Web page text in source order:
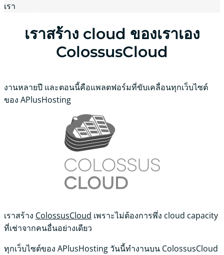
เรา
เราสร้าง cloud ของเราเอง
ColossusCloud
งานหลายปี และตอนนี้คือแพลตฟอร์มที่ขับเคลื่อนทุกเว็บไซต์
ของ APlusHosting
เราสร้าง ColossusCloud เพราะไม่ต้องการพึ่ง cloud capacity
ที่เช่าจากคนอื่นอย่างเดียว
ทุกเว็บไซต์ของ APlusHosting วันนี้ทำงานบน ColossusCloud